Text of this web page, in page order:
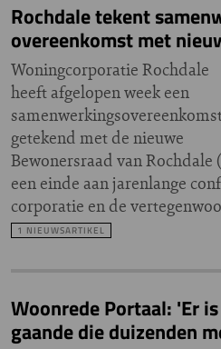
Rochdale tekent
overeenkomst met
Woningcorporatie Rochdale
heeft afgelopen week een
getekend met de nieuwe
Bewonersraad van
een einde aan jarenlange
corporatie en de
1 NIEUWSARTIKEL
Woonrede Portaal: 'Er
gaande die duizenden